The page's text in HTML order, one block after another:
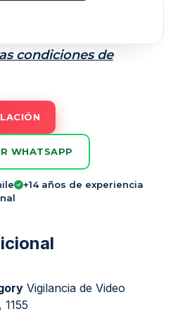
condiciones de
WHATSAPP
+14 años de experiencia
Vigilancia de Video
, 1155